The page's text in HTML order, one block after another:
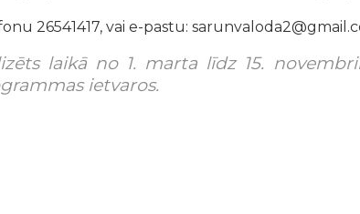
26541417, vai e-pastu:
laikā no 1. marta līdz 15.
ietvaros.